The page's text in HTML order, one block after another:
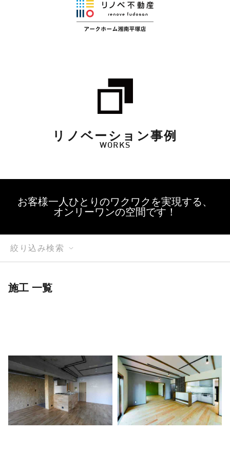
リノベーション事例
WORKS
お客様一人ひとりのワクワクを実現する、
オンリーワンの空間です！
絞り込み検索
施工 一覧